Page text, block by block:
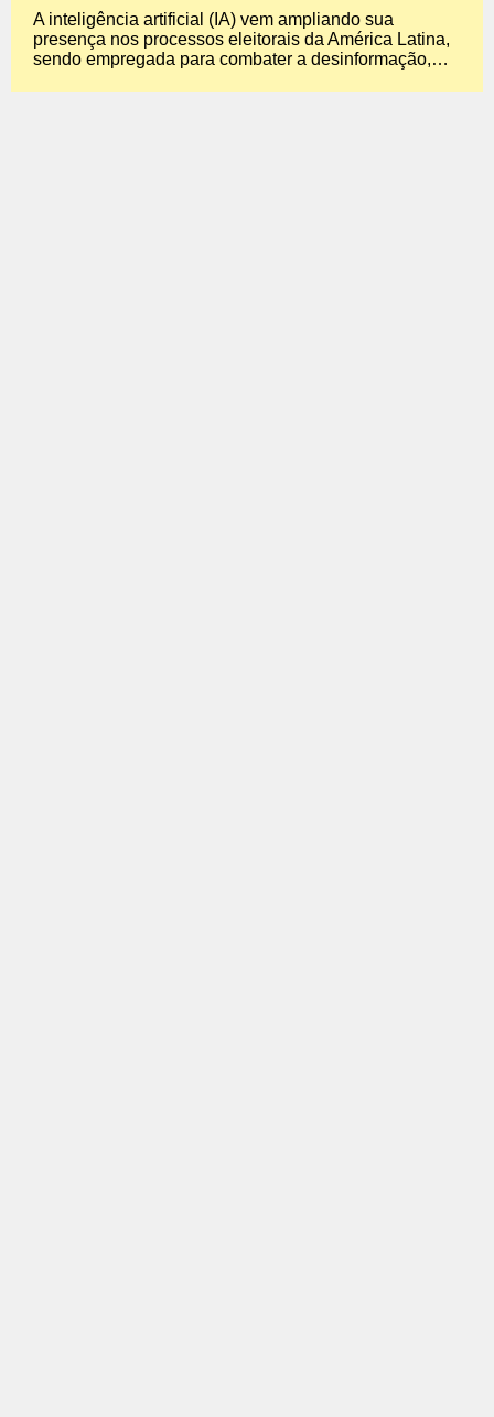
A inteligência artificial (IA) vem ampliando sua
presença nos processos eleitorais da América Latina,
sendo empregada para combater a desinformação,…